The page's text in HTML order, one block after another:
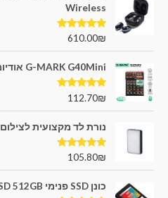
Wireless
דורג5.00
610.00₪
G-MARK G40Mini אודיומיקסר
דורג 5.00
112.70₪
נורת לד מקצועית לצילום SmallRig RM75
דורג5.00
105.80₪
כונן SSD פנימי Silicon Power S60 SATA III SSD 512GB